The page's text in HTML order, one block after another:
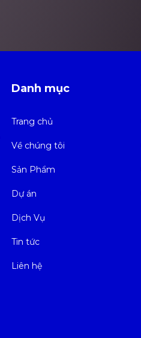
Danh mục
Trang chủ
Về chúng tôi
Sản Phẩm
Dự án
Dịch Vụ
Tin tức
Liên hệ